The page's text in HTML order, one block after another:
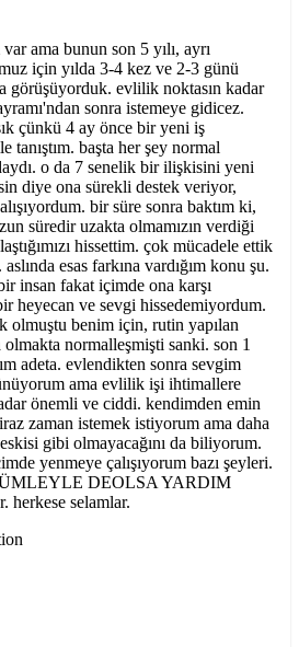
ama bunun son 5 yılı, ayrı
için yılda 3-4 kez ve 2-3 günü
görüşüyorduk. evlilik noktasın kadar
sonra istemeye gidicez.
çünkü 4 ay önce bir yeni iş
tanıştım. başta her şey normal
o da 7 senelik bir ilişkisini yeni
diye ona sürekli destek veriyor,
bir süre sonra baktım ki,
süredir uzakta olmamızın verdiği
hissettim. çok mücadele ettik
esas farkına vardığım konu şu.
insan fakat içimde ona karşı
heyecan ve sevgi hissedemiyordum.
olmuştu benim için, rutin yapılan
normalleşmişti sanki. son 1
adeta. evlendikten sonra sevgim
ama evlilik işi ihtimallere
önemli ve ciddi. kendimden emin
zaman istemek istiyorum ama daha
gibi olmayacağını da biliyorum.
yenmeye çalışıyorum bazı şeyleri.
DEOLSA YARDIM
herkese selamlar.